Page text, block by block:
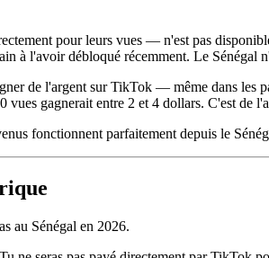
pour leurs vues — n'est pas
à l'avoir débloqué récemment. Le Sénégal
de l'argent sur TikTok — même dans
gagnerait entre 2 et 4 dollars. C'est de
fonctionnent parfaitement depuis le
au Sénégal en 2026.